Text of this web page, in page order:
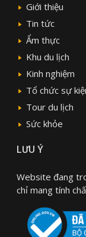
Giới thiệu
Tin tức
Ẩm thực
Khu du lịch
Kinh nghiệm
Tổ chức sự
Tour du lịch
Sức khỏe
LƯU Ý
Website đang
chỉ mang tính